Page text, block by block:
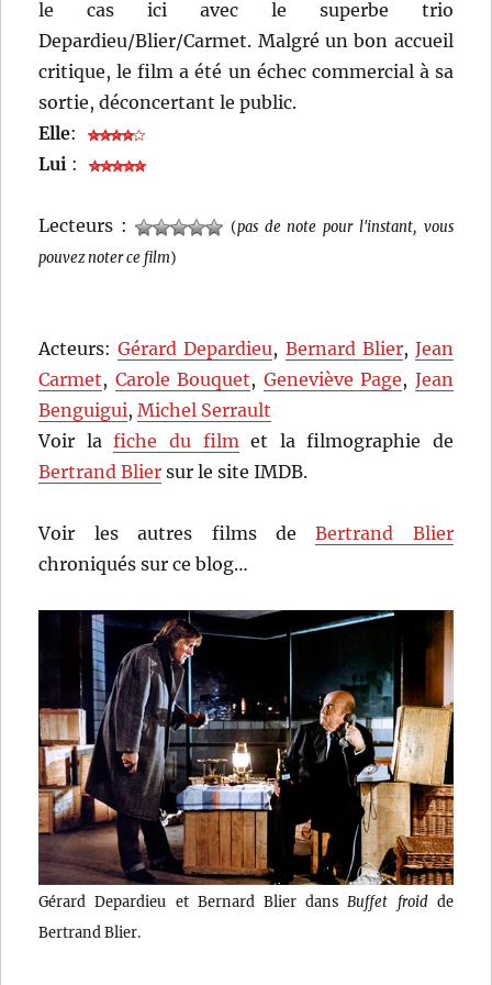
le cas ici avec le superbe trio
Depardieu/Blier/Carmet. Malgré un bon accueil
critique, le film a été un échec commercial à sa
sortie, déconcertant le public.
Elle:
Lui :
Lecteurs : (pas de note pour l'instant, vous
pouvez noter ce film)
Acteurs:Gérard Depardieu, Bernard Blier, Jean
Carmet, Carole Bouquet, Geneviève Page, Jean
Benguigui,Michel Serrault
Voir lafiche du film et la filmographie de
Bertrand Blier sur le site IMDB.
Voir les autres films deBertrand Blier
chroniqués sur ce blog…
Gérard Depardieu et Bernard Blier dans Buffet froidde
Bertrand Blier.